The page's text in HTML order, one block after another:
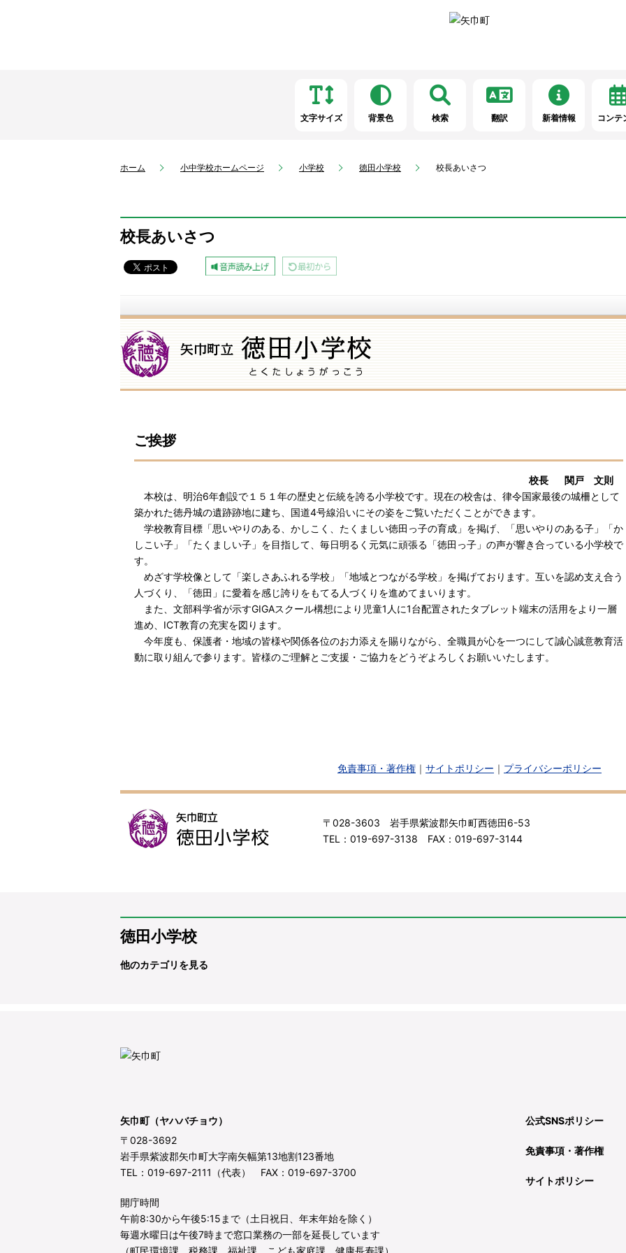
文字サイズ 背景色 検索 翻訳 新着情報 コンテ
ホーム 小中学校ホームページ 小学校 徳田小学校 校長あいさつ
校長あいさつ
ご挨拶
校長 関戸 文則
本校は、明治6年創設で１５１年の歴史と伝統を誇る小学校です。現在の校舎は、律令国家最後の城柵として
築かれた徳丹城の遺跡跡地に建ち、国道4号線沿いにその姿をご覧いただくことができます。
学校教育目標「思いやりのある、かしこく、たくましい徳田っ子の育成」を掲げ、「思いやりのある子」「か
しこい子」「たくましい子」を目指して、毎日明るく元気に頑張る「徳田っ子」の声が響き合っている小学校で
す。
めざす学校像として「楽しさあふれる学校」「地域とつながる学校」を掲げております。互いを認め支え合う
人づくり、「徳田」に愛着を感じ誇りをもてる人づくりを進めてまいります。
また、文部科学省が示すGIGAスクール構想により児童1人に1台配置されたタブレット端末の活用をより一層
進め、ICT教育の充実を図ります。
今年度も、保護者・地域の皆様や関係各位のお力添えを賜りながら、全職員が心を一つにして誠心誠意教育活
動に取り組んで参ります。皆様のご理解とご支援・ご協力をどうぞよろしくお願いいたします。
免責事項・著作権 ｜ サイトポリシー ｜ プライバシーポリシー
〒028-3603 岩手県紫波郡矢巾町西徳田6-53
TEL：019-697-3138 FAX：019-697-3144
徳田小学校
他のカテゴリを見る
矢巾町（ヤハバチョウ）
〒028-3692
岩手県紫波郡矢巾町大字南矢幅第13地割123番地
TEL：019-697-2111（代表） FAX：019-697-3700
開庁時間
午前8:30から午後5:15まで（土日祝日、年末年始を除く）
毎週水曜日は午後7時まで窓口業務の一部を延長しています
（町民環境課、税務課、福祉課、こども家庭課、健康長寿課）
公式SNSポリシー
免責事項・著作権
サイトポリシー